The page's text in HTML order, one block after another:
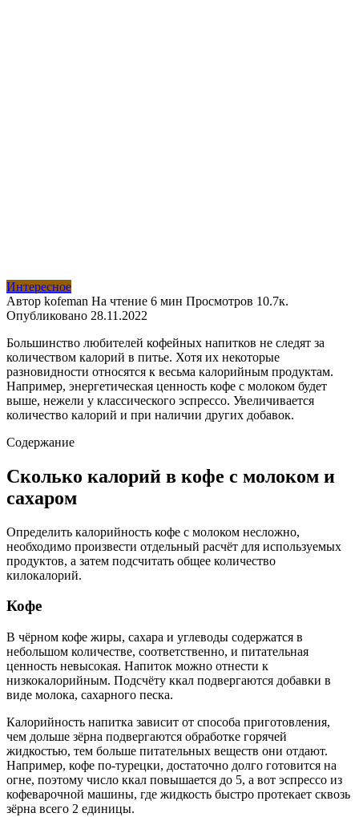
Интересное
Автор kofeman На чтение 6 мин Просмотров 10.7к.
Опубликовано 28.11.2022
Большинство любителей кофейных напитков не следят за
количеством калорий в питье. Хотя их некоторые
разновидности относятся к весьма калорийным продуктам.
Например, энергетическая ценность кофе с молоком будет
выше, нежели у классического эспрессо. Увеличивается
количество калорий и при наличии других добавок.
Содержание
Сколько калорий в кофе с молоком и
сахаром
Определить калорийность кофе с молоком несложно,
необходимо произвести отдельный расчёт для используемых
продуктов, а затем подсчитать общее количество
килокалорий.
Кофе
В чёрном кофе жиры, сахара и углеводы содержатся в
небольшом количестве, соответственно, и питательная
ценность невысокая. Напиток можно отнести к
низкокалорийным. Подсчёту ккал подвергаются добавки в
виде молока, сахарного песка.
Калорийность напитка зависит от способа приготовления,
чем дольше зёрна подвергаются обработке горячей
жидкостью, тем больше питательных веществ они отдают.
Например, кофе по-турецки, достаточно долго готовится на
огне, поэтому число ккал повышается до 5, а вот эспрессо из
кофеварочной машины, где жидкость быстро протекает сквозь
зёрна всего 2 единицы.